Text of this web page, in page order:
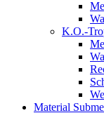
K.O.-
Material